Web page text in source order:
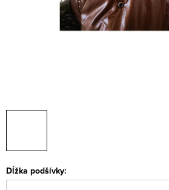
Dĺžka podšívky: